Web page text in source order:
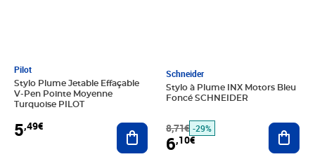
Pilot
Stylo Plume Jetable Effaçable
V-Pen Pointe Moyenne
Turquoise PILOT
5,49€ Ajouter au panier
Schneider
Stylo à Plume INX Motors Bleu
Foncé SCHNEIDER
8,71€ -29%
6,10€